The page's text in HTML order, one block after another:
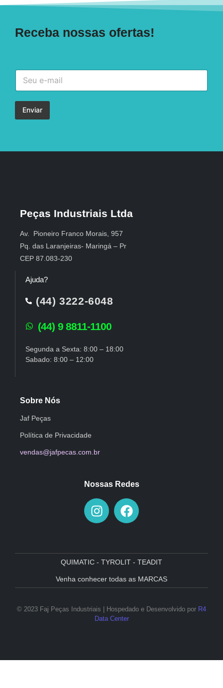
Receba nossas ofertas!
Enviar
Peças Industriais Ltda
Av. Pioneiro Franco Morais, 957
Pq. das Laranjeiras- Maringá – Pr
CEP 87.083-230
Ajuda?
(44) 3222-6048
(44) 9 8811-1100
Segunda a Sexta: 8:00 – 18:00
Sabado: 8:00 – 12:00
Sobre Nós
Jaf Peças
Política de Privacidade
vendas@jafpecas.com.br
Nossas Redes
QUIMATIC - TYROLIT - TEADIT
Venha conhecer todas as MARCAS
© 2023 Faj Peças Industriais | Hospedado e Desenvolvido por R4
Data Center